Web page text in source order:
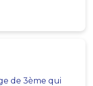
de 3ème qui